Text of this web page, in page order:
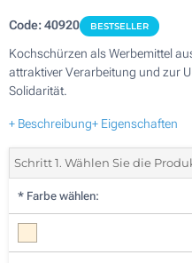
Code:40920 BESTSELLER
Kochschürzen als Werbemittel
attraktiver Verarbeitung und zur
Solidarität.
+ Beschreibung+ Eigenschaften
Schritt 1. Wählen Sie die
* Farbe wählen: